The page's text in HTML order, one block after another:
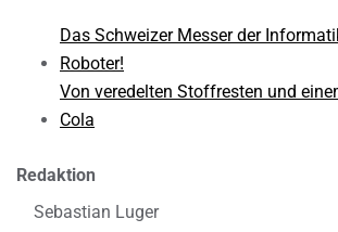
Das Schweizer Messer der
Roboter!
Von veredelten Stoffresten und
Cola
Redaktion
Sebastian Luger